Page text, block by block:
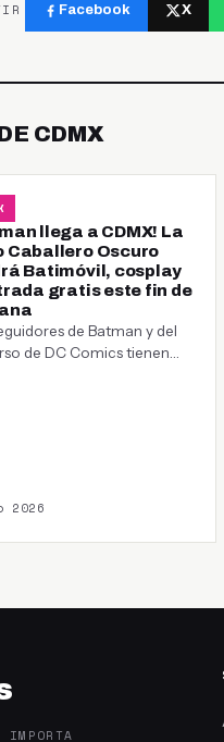
Facebook X
CDMX
llega a CDMX! La
Caballero Oscuro
Batimóvil, cosplay
gratis este fin de
de Batman y del
de DC Comics tienen
2026
IMPORTA